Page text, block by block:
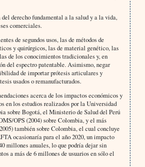
derecho fundamental a la salud y a la vida,
comerciales.
de segundos usos, las de métodos de
y quirúrgicos, las de material genético, las
de los conocimientos tradicionales y, en
del espectro patentable. Asimismo, negar
de importar prótesis articulares y
usados o remanufacturados.
acerca de los impactos económicos y
en los estudios realizados por la Universidad
sobre Bogotá, el Ministerio de Salud del Perú
OPS (2004) sobre Colombia, y el más
también sobre Colombia, el cual concluye
ocasionaría para el año 2020, un impacto
millones anuales, lo que podría dejar sin
a más de 6 millones de usuarios en sólo el